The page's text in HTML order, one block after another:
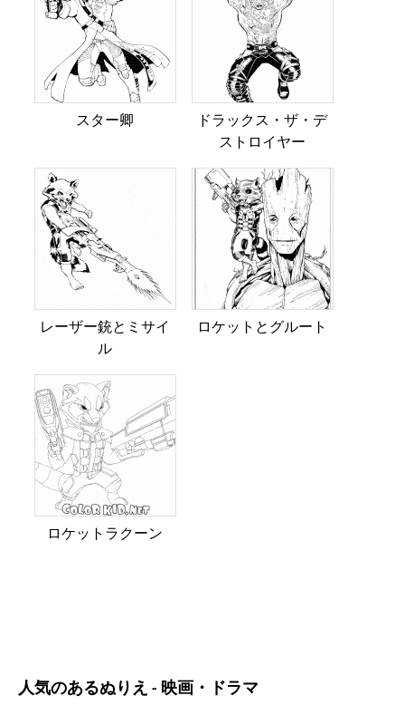
スター卿
ドラックス・ザ・デ
ストロイヤー
レーザー銃とミサイ
ル
ロケットとグルート
ロケットラクーン
人気のあるぬりえ - 映画・ドラマ